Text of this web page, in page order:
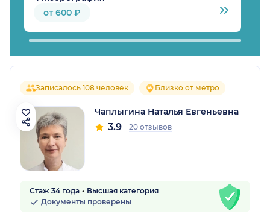
от 600 ₽
Записалось 108 человек Близко от метро
Чаплыгина Наталья Евгеньевна
3.9 20 отзывов
Стаж 34 года
Высшая категория
Документы проверены